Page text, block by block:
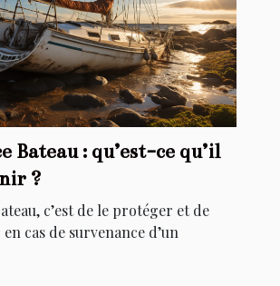
Bateau : qu’est-ce qu’il
?
c’est de le protéger et de
cas de survenance d’un